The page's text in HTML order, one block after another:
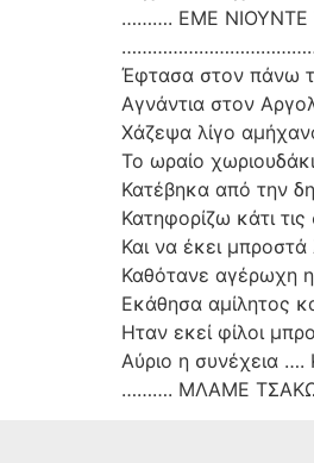
………. ΕΜΕ
Έφτασα στον πάνω
Αγνάντια στον
Χάζεψα λίγο
Το ωραίο
Κατέβηκα από την
Κατηφορίζω κάτι
Και να έκει
Καθότανε αγέρωχη
Εκάθησα αμίλητος
Ηταν εκεί φίλοι
Αύριο η συνέχεια
………. ΜΛΑΜΕ